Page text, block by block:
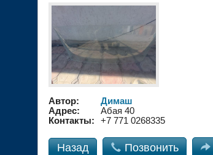
Автор:
Димаш
Адрес:
Абая 40
Контакты:
+7 771 0268335
Назад  Позвонить 